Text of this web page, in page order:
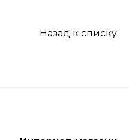
Назад к списку